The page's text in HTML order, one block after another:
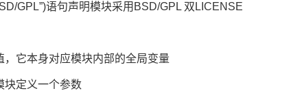
GPL”)语句声明模块采用BSD/GPL 双LICENSE
它本身对应模块内部的全局变量
块定义一个参数